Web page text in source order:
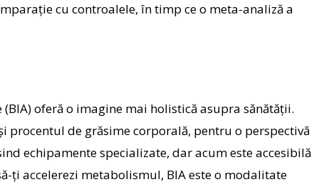
cu controalele, în timp ce o meta-analiză a
oferă o imagine mai holistică asupra sănătății.
procentul de grăsime corporală, pentru o perspectivă
echipamente specializate, dar acum este accesibilă
ți accelerezi metabolismul, BIA este o modalitate